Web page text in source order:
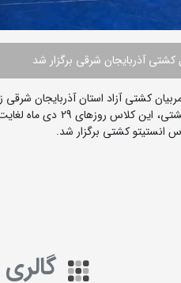
آذربایجان شرقی برگزار شد
کشتی آزاد استان آذربایجان شرقی
انستیتو کشتی برگزار شد.